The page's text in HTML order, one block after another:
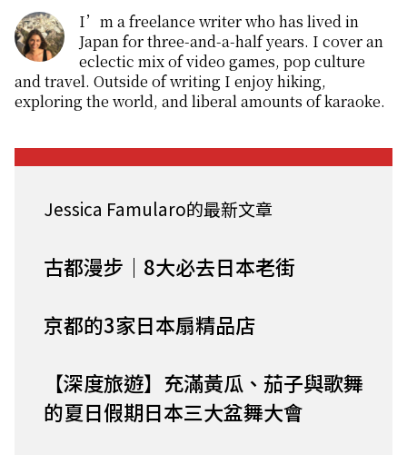
I’m a freelance writer who has lived in
Japan for three-and-a-half years. I cover an
eclectic mix of video games, pop culture
and travel. Outside of writing I enjoy hiking,
exploring the world, and liberal amounts of karaoke.
Jessica Famularo的最新文章
古都漫步｜8大必去日本老街
京都的3家日本扇精品店
【深度旅遊】充滿黃瓜、茄子與歌舞
的夏日假期日本三大盆舞大會